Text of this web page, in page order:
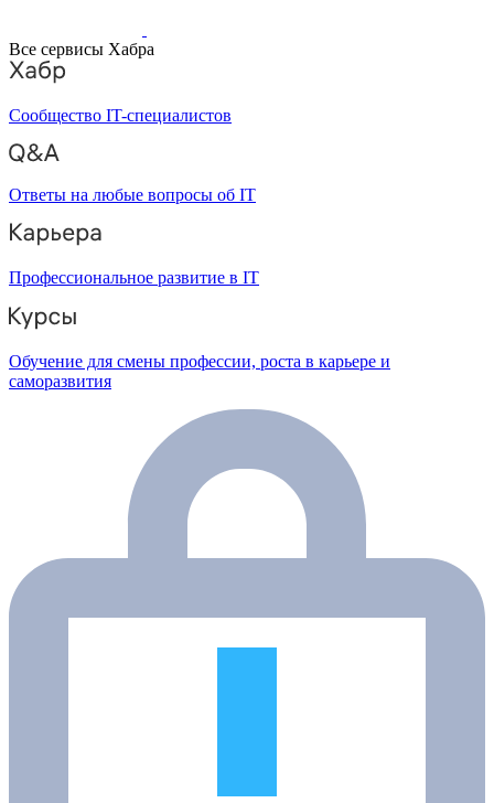
Все сервисы Хабра
Сообщество IT-специалистов
Ответы на любые вопросы об IT
Профессиональное развитие в IT
Обучение для смены профессии, роста в карьере и
саморазвития